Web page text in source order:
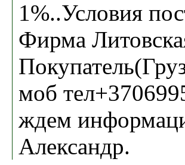
1%..Условия
Фирма
моб
ждем
Александр.